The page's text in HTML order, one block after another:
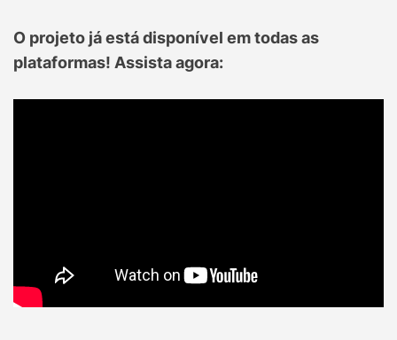
O projeto já está disponível em todas as
plataformas! Assista agora: